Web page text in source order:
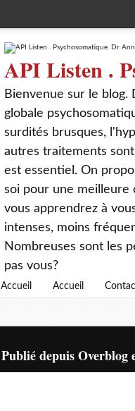
API Listen .
Bienvenue sur le blog.
globale
surdités brusques,
autres traitements
est essentiel. On
soi pour une meilleure
vous apprendrez à
intenses, moins
Nombreuses sont les
pas vous?
Accueil Accueil
Publié depuis